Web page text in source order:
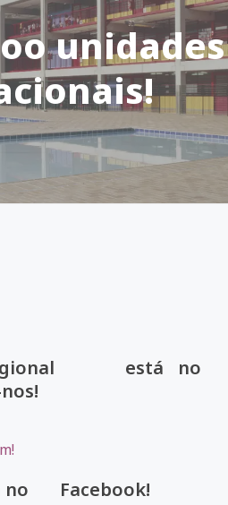
unidades
está no
no Facebook!